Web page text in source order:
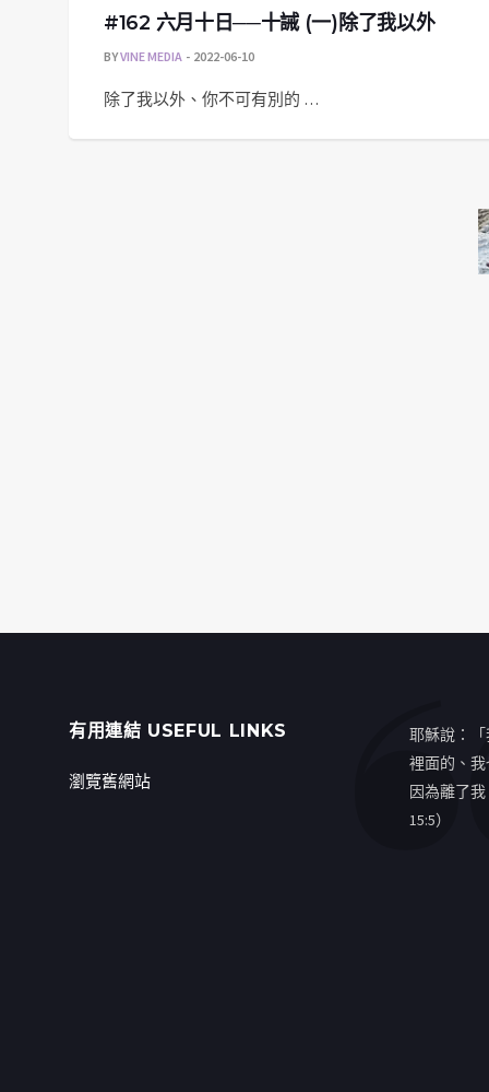
#162 六月十日──十誡 (一)除了我以外
BYVINE MEDIA 2022-06-10
除了我以外、你不可有別的 …
有用連結 USEFUL LINKS
瀏覽舊網站
耶穌說：
裡面的、我
因為離了
15:5）